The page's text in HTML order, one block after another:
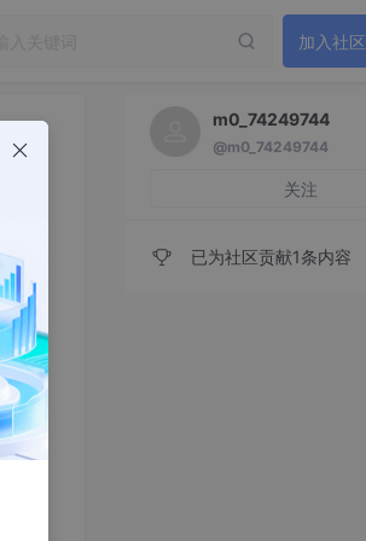
加入社区
m0_74249744
@m0_74249744
关注
已为社区贡献1条内容